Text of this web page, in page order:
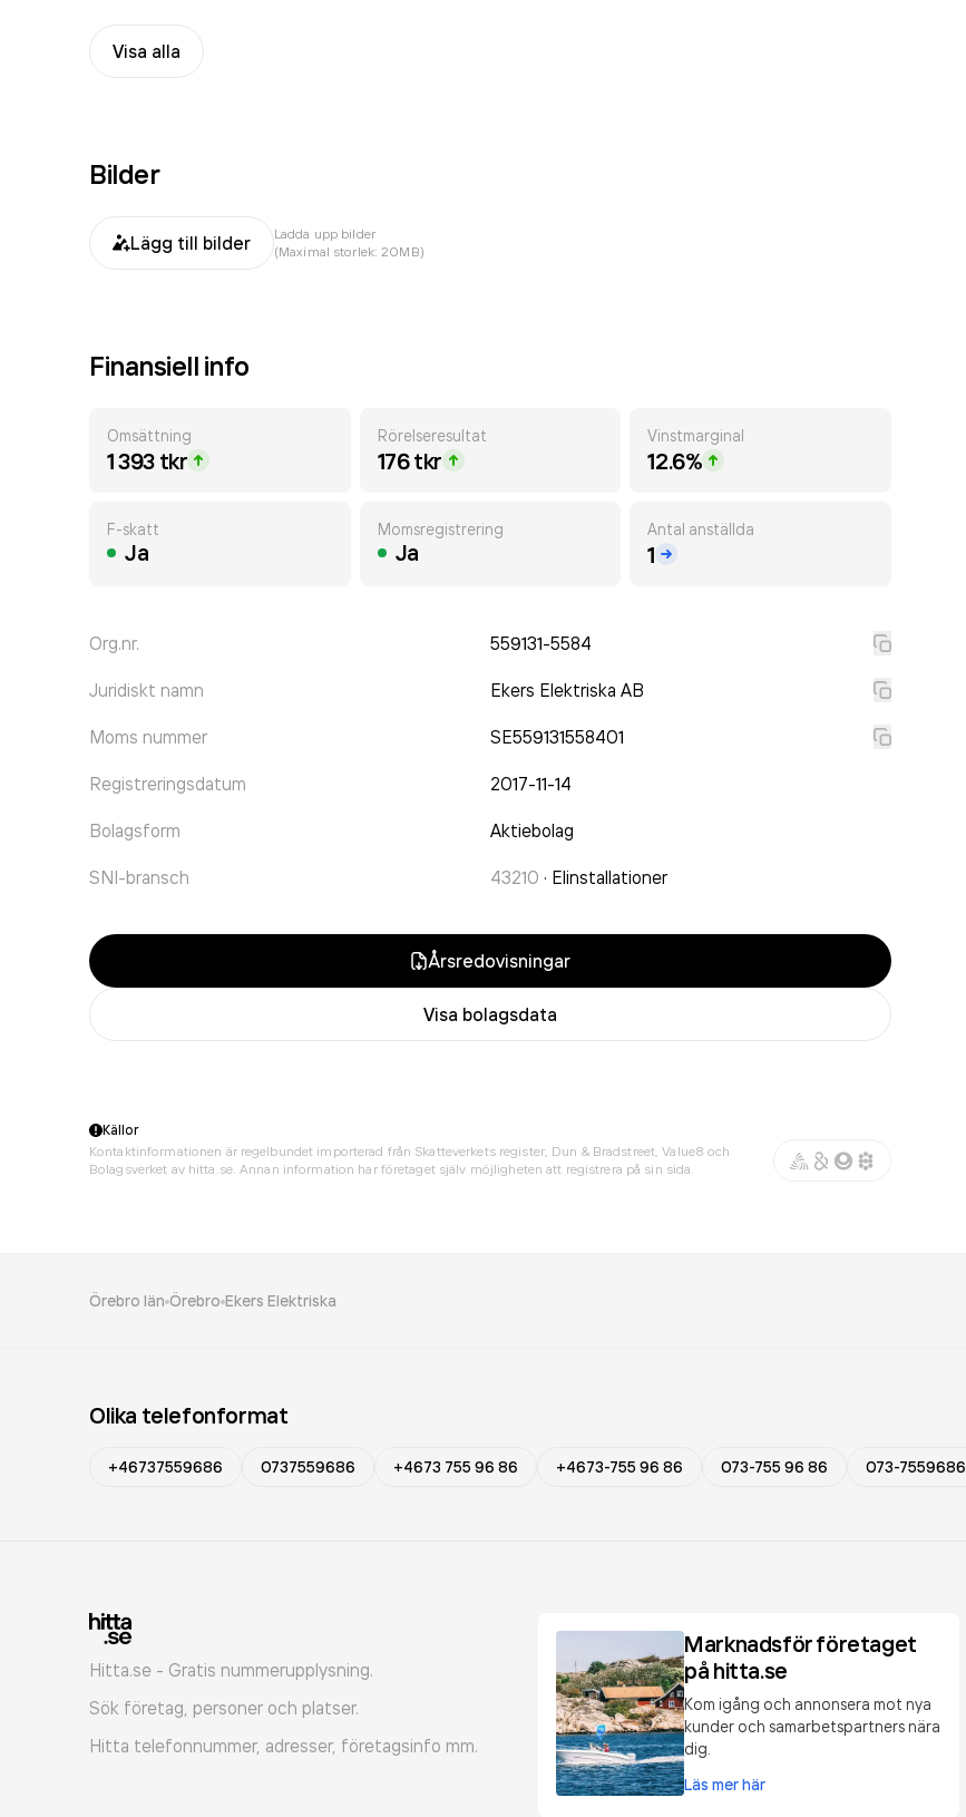
Visa alla
Bilder
Lägg till bilder
Ladda upp bilder
(Maximal storlek: 20MB)
Finansiell info
Omsättning
1 393 tkr
Rörelseresultat
176 tkr
Vinstmarginal
12.6%
F-skatt
Ja
Momsregistrering
Ja
Antal anställda
1
Org.nr. 559131-5584
Juridiskt namn Ekers Elektriska AB
Moms nummer SE559131558401
Registreringsdatum 2017-11-14
Bolagsform Aktiebolag
SNI-bransch 43210 · Elinstallationer
Årsredovisningar
Visa bolagsdata
Källor
Kontaktinformationen är regelbundet importerad från Skatteverkets register, Dun & Bradstreet, Value8 och
Bolagsverket av hitta.se. Annan information har företaget själv möjligheten att registrera på sin sida.
Örebro län Örebro Ekers Elektriska
Olika telefonformat
+46737559686 0737559686 +4673 755 96 86 +4673-755 96 86 073-755 96 86 073-7559686
Hitta.se - Gratis nummerupplysning.
Sök företag, personer och platser.
Hitta telefonnummer, adresser, företagsinfo mm.
Marknadsför företaget
på hitta.se
Kom igång och annonsera mot nya
kunder och samarbetspartners nära
dig.
Läs mer här